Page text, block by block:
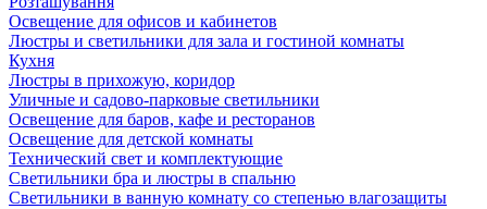
Освещение для офисов и кабинетов
Люстры и светильники для зала и гостиной комнаты
Кухня
Люстры в прихожую, коридор
Уличные и садово-парковые светильники
Освещение для баров, кафе и ресторанов
Освещение для детской комнаты
Технический свет и комплектующие
Светильники бра и люстры в спальню
Светильники в ванную комнату со степенью влагозащиты